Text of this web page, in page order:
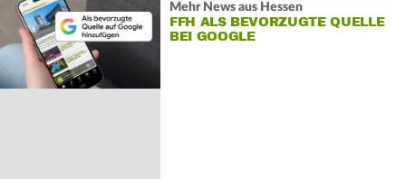
Mehr News aus Hessen
FFH ALS BEVORZUGTE QUELLE
BEI GOOGLE